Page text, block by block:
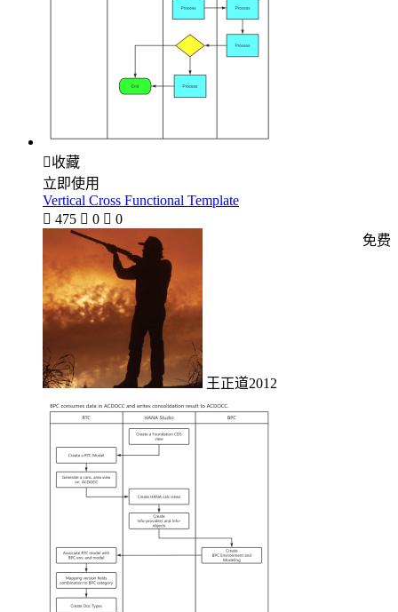
收藏
立即使用
Vertical Cross Functional Template
 475  0  0
王正道2012
免费